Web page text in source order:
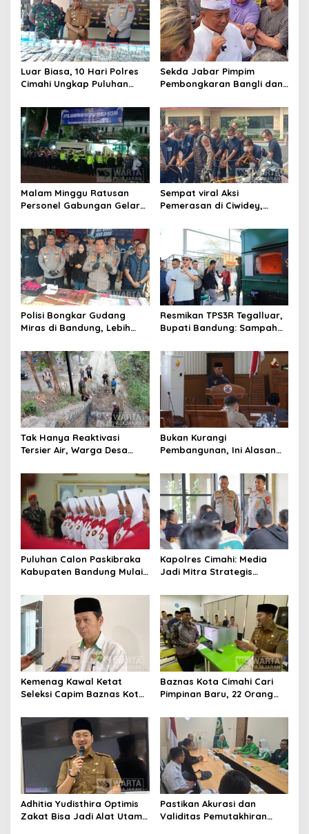
s
i
p
o
s
Luar Biasa, 10 Hari Polres
Cimahi Ungkap Puluhan
Ribu Butir OKT
Sekda Jabar Pimpim
Pembongkaran Bangli dan
Kiaracondong
Malam Minggu Ratusan
Personel Gabungan Gelar
Besar Kabupaten Bandung
Sempat viral Aksi
Pemerasan di Ciwidey,
Pelaku
Polisi Bongkar Gudang
Miras di Bandung, Lebih
Resmikan TPS3R Tegalluar,
Bupati Bandung: Sampah
Pemerintah
Tak Hanya Reaktivasi
Tersier Air, Warga Desa
Alternatif di Padalarang
Bukan Kurangi
Pembangunan, Ini Alasan
Pengurangan Belanja
Daerah
Puluhan Calon Paskibraka
Kabupaten Bandung Mulai
Kapolres Cimahi: Media
Jadi Mitra Strategis
Publik
Kemenag Kawal Ketat
Seleksi Capim Baznas Kota
Komisioner Baznas
Berintegritas
Baznas Kota Cimahi Cari
Pimpinan Baru, 22 Orang
Adhitia Yudisthira Optimis
Zakat Bisa Jadi Alat Utama
Pastikan Akurasi dan
Validitas Pemutakhiran